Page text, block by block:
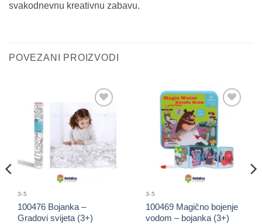
svakodnevnu kreativnu zabavu.
POVEZANI PROIZVODI
Sačuvaj
proizvod
3-5
100476 Bojanka –
Gradovi svijeta (3+)
Sačuvaj
proizvod
3-5
100469 Magično bojenje
vodom – bojanka (3+)